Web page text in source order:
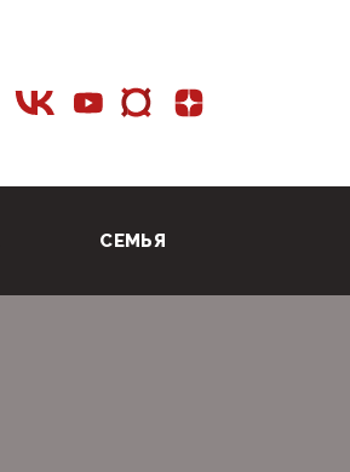
СЕМЬЯ